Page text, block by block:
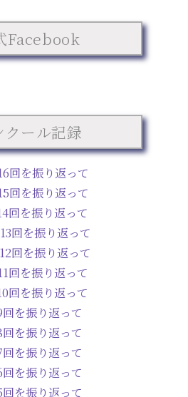
Facebook
クール記録
回を振り返って
回を振り返って
回を振り返って
回を振り返って
回を振り返って
回を振り返って
回を振り返って
を振り返って
を振り返って
を振り返って
を振り返って
を振り返って